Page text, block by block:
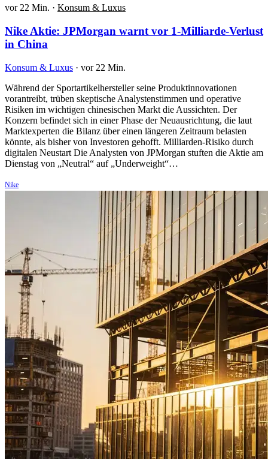
vor 22 Min. · Konsum & Luxus
Nike Aktie: JPMorgan warnt vor 1-Milliarde-Verlust
in China
Konsum & Luxus · vor 22 Min.
Während der Sportartikelhersteller seine Produktinnovationen
vorantreibt, trüben skeptische Analystenstimmen und operative
Risiken im wichtigen chinesischen Markt die Aussichten. Der
Konzern befindet sich in einer Phase der Neuausrichtung, die laut
Marktexperten die Bilanz über einen längeren Zeitraum belasten
könnte, als bisher von Investoren gehofft. Milliarden-Risiko durch
digitalen Neustart Die Analysten von JPMorgan stuften die Aktie am
Dienstag von „Neutral“ auf „Underweight“…
Nike